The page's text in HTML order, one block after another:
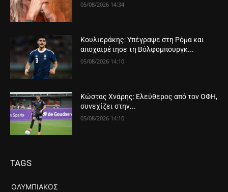
05/08/2026 14:34
Κουλιεράκης: Υπέγραψε στη Ρόμα και
αποχαιρέτησε τη Βόλφσμπουργκ...
05/08/2026 14:10
Κώστας Χνάρης: Ελεύθερος από τον ΟΦΗ,
συνεχίζει στην...
05/08/2026 14:10
TAGS
ΟΛΥΜΠΙΑΚΌΣ